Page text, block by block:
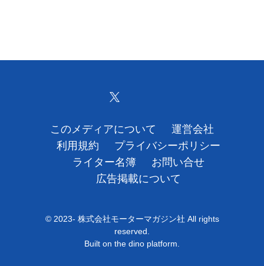
このメディアについて
運営会社
利用規約
プライバシーポリシー
ライター名簿
お問い合せ
広告掲載について
© 2023- 株式会社モーターマガジン社 All rights
reserved.
Built on the dino platform.